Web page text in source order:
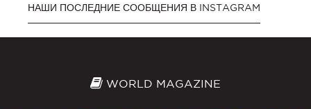
НАШИ ПОСЛЕДНИЕ СООБЩЕНИЯ В INSTAGRAM
WORLD MAGAZINE